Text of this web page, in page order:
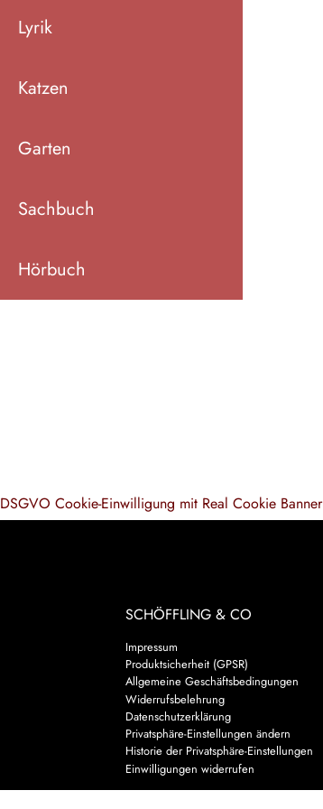
Lyrik
Katzen
Garten
Sachbuch
Hörbuch
SCHÖFFLING & CO
Impressum
Produktsicherheit (GPSR)
Allgemeine Geschäftsbedingungen
Widerrufsbelehrung
Datenschutzerklärung
Privatsphäre-Einstellungen ändern
Historie der Privatsphäre-Einstellungen
Einwilligungen widerrufen
DSGVO Cookie-Einwilligung mit Real Cookie Banner